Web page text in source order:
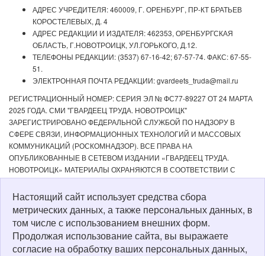
АДРЕС УЧРЕДИТЕЛЯ: 460009, Г. ОРЕНБУРГ, ПР-КТ БРАТЬЕВ
КОРОСТЕЛЕВЫХ, Д. 4
АДРЕС РЕДАКЦИИ И ИЗДАТЕЛЯ: 462353, ОРЕНБУРГСКАЯ
ОБЛАСТЬ, Г.НОВОТРОИЦК, УЛ.ГОРЬКОГО, Д.12.
ТЕЛЕФОНЫ РЕДАКЦИИ: (3537) 67-16-42; 67-57-74. ФАКС: 67-55-
51.
ЭЛЕКТРОННАЯ ПОЧТА РЕДАКЦИИ: gvardeets_truda@mail.ru
РЕГИСТРАЦИОННЫЙ НОМЕР: СЕРИЯ ЭЛ № ФС77-89227 ОТ 24 МАРТА
2025 ГОДА. СМИ "ГВАРДЕЕЦ ТРУДА. НОВОТРОИЦК"
ЗАРЕГИСТРИРОВАНО ФЕДЕРАЛЬНОЙ СЛУЖБОЙ ПО НАДЗОРУ В
СФЕРЕ СВЯЗИ, ИНФОРМАЦИОННЫХ ТЕХНОЛОГИЙ И МАССОВЫХ
КОММУНИКАЦИЙ (РОСКОМНАДЗОР). ВСЕ ПРАВА НА
ОПУБЛИКОВАННЫЕ В СЕТЕВОМ ИЗДАНИИ «ГВАРДЕЕЦ ТРУДА.
НОВОТРОИЦК» МАТЕРИАЛЫ ОХРАНЯЮТСЯ В СООТВЕТСТВИИ С
ЗАКОНОДАТЕЛЬСТВОМ РФ. ЛЮБОЕ ИСПОЛЬЗОВАНИЕ МАТЕРИАЛОВ
ДОПУСКАЕТСЯ ТОЛЬКО ПО СОГЛАСОВАНИЮ С РЕДАКЦИЕЙ С
ОБЯЗАТЕЛЬНОЙ АКТИВНОЙ ССЫЛКОЙ НА ИСТОЧНИК. РЕДАКЦИЯ НЕ
НЕСЕТ ОТВЕТСТВЕННОСТИ ЗА ДОСТОВЕРНОСТЬ РЕКЛАМНЫХ
МАТЕРИАЛОВ, РАЗМЕЩЕННЫХ В СЕТЕВОМ ИЗДАНИИ «ГВАРДЕЕЦ
ТРУДА. НОВОТРОИЦК», А ТАКЖЕ ЗА СОДЕРЖАНИЕ ВЕБ-САЙТОВ, НА
КОТОРЫЕ ДАНЫ ГИПЕРССЫЛКИ. ДЛЯ ДЕТЕЙ СТАРШЕ 16 ЛЕТ.
Настоящий сайт использует средства сбора
метрических данных, а также персональных данных, в
том числе с использованием внешних форм.
Продолжая использование сайта, вы выражаете
согласие на обработку ваших персональных данных,